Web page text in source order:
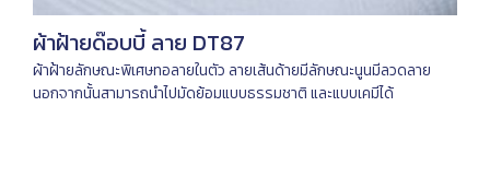
ผ้าฝ้ายด๊อบบี้ ลาย DT87
ผ้าฝ้ายลักษณะพิเศษทอลายในตัว ลายเส้นด้ายมีลักษณะนูนมีลวดลาย
นอกจากนั้นสามารถนำไปมัดย้อมแบบธรรมชาติ และแบบเคมีได้